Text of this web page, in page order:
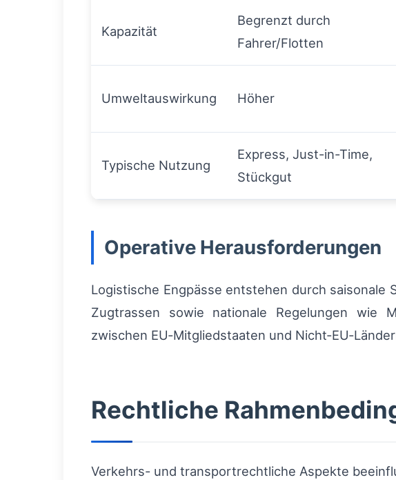
Kapazität
Begrenzt durch
Fahrer/Flotten
Umweltauswirkung Höher
Typische Nutzung
Express, Just-in-Time,
Stückgut
Operative Herausforderungen
Logistische Engpässe entstehen durch saisonale
Zugtrassen sowie nationale Regelungen wie
zwischen EU‑Mitgliedstaaten und
Rechtliche
Verkehrs- und transportrechtliche Aspekte